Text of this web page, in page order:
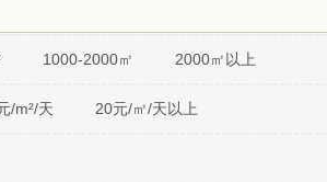
1000-2000㎡ 2000㎡以上
/m²/天 20元/㎡/天以上